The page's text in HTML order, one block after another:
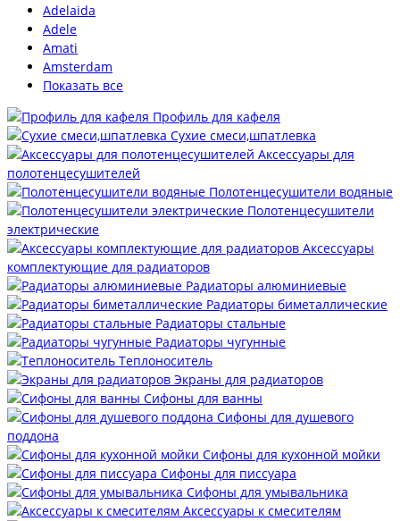
Adelaida
Adele
Amati
Amsterdam
Показать все
Профиль для кафеля
Сухие смеси,шпатлевка
Аксессуары для
полотенцесушителей
Полотенцесушители водяные
Полотенцесушители
электрические
Аксессуары
комплектующие для радиаторов
Радиаторы алюминиевые
Радиаторы биметаллические
Радиаторы стальные
Радиаторы чугунные
Теплоноситель
Экраны для радиаторов
Сифоны для ванны
Сифоны для душевого
поддона
Сифоны для кухонной мойки
Сифоны для писсуара
Сифоны для умывальника
Аксессуары к смесителям